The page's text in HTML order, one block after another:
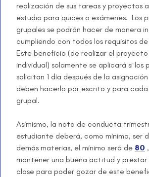
realización de sus tareas y proyectos
estudio para quices o exámenes. Los
grupales se podrán hacer de manera
cumpliendo con todos los requisitos de
Este beneficio (de realizar el
individual) solamente se aplicará si los
solicitan 1 día después de la
deben hacerlo por escrito y para
grupal.
Asimismo, la nota de conducta
estudiante deberá, como mínimo, ser
demás materias, el mínimo será de 80
mantener una buena actitud y
clase para poder gozar de este